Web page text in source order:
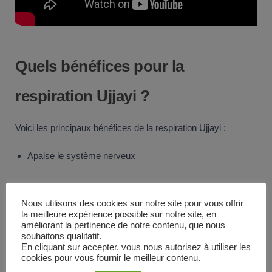
Quels bénéfices pour la
respiration Ujjayi ?
Voici les principaux bénéfices de la respiration Ujjayi :
Apaise le système nerveux
Calme l’esprit
Aide à lutter contre les insomnies
Aide à réduire les pulsations cardiaques durant la pratique
Nous utilisons des cookies sur notre site pour vous offrir
la meilleure expérience possible sur notre site, en
améliorant la pertinence de notre contenu, que nous
souhaitons qualitatif.
En cliquant sur accepter, vous nous autorisez à utiliser les
cookies pour vous fournir le meilleur contenu.